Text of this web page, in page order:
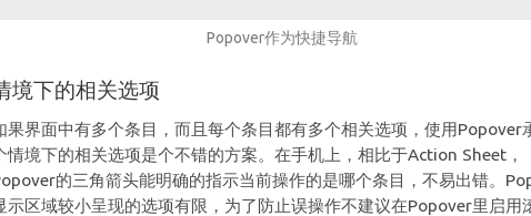
Popover作为快捷导航
境下的相关选项
果界面中有多个条目，而且每个条目都有多个相关选项，使用Popover
情境下的相关选项是个不错的方案。在手机上，相比于Action Sheet，
的三角箭头能明确的指示当前操作的是哪个条目，不易出错。
示区域较小呈现的选项有限，为了防止误操作不建议在Popover里启用